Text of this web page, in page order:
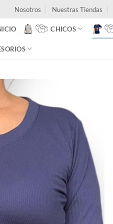
Nosotros Nuestras Tiendas
CHICOS